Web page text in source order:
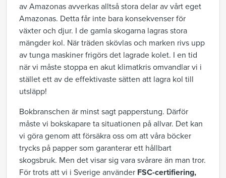
av Amazonas avverkas alltså stora delar av vårt eget
Amazonas. Detta får inte bara konsekvenser för
växter och djur. I de gamla skogarna lagras stora
mängder kol. När träden skövlas och marken rivs upp
av tunga maskiner frigörs det lagrade kolet. I en tid
när vi måste stoppa en akut klimatkris omvandlar vi i
stället ett av de effektivaste sätten att lagra kol till
utsläpp!
Bokbranschen är minst sagt papperstung. Därför
måste vi bokskapare ta situationen på allvar. Det kan
vi göra genom att försäkra oss om att våra böcker
trycks på papper som garanterar ett hållbart
skogsbruk. Men det visar sig vara svårare än man tror.
För trots att vi i Sverige använder FSC-certifiering,